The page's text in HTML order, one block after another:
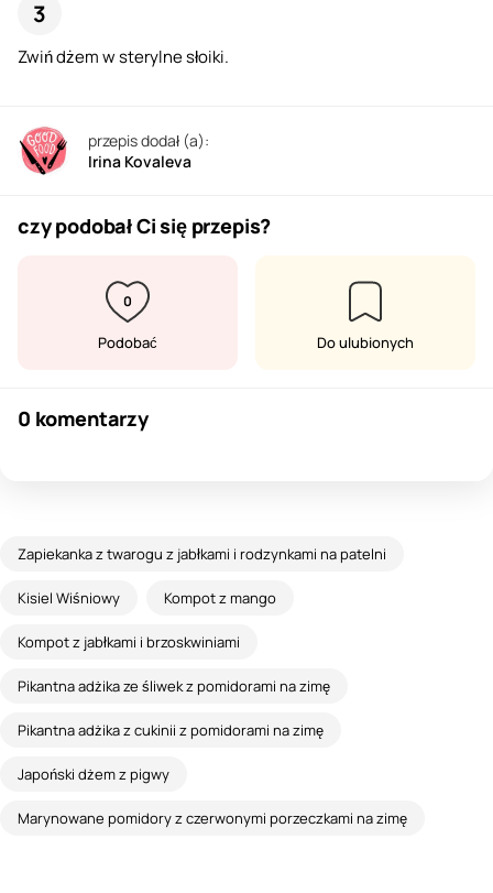
Zwiń dżem w sterylne słoiki.
przepis dodał (a):
Irina Kovaleva
czy podobał Ci się przepis?
0
Podobać Do ulubionych
0 komentarzy
Zapiekanka z twarogu z jabłkami i rodzynkami na patelni
Kisiel Wiśniowy Kompot z mango
Kompot z jabłkami i brzoskwiniami
Pikantna adżika ze śliwek z pomidorami na zimę
Pikantna adżika z cukinii z pomidorami na zimę
Japoński dżem z pigwy
Marynowane pomidory z czerwonymi porzeczkami na zimę